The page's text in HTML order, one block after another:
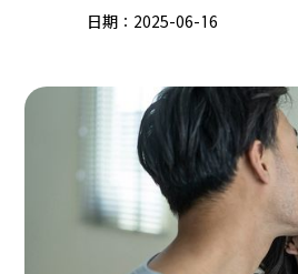
日期： 2025-06-16